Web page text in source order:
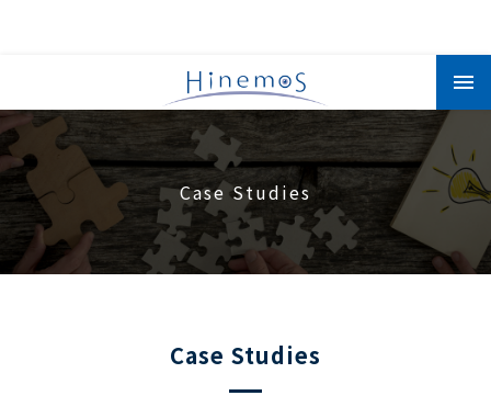
コ
ン
テ
Case Studies
Case Studies